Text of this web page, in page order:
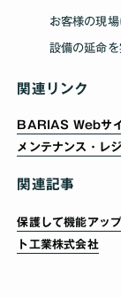
お客様の現
設備の延命
関連リンク
BARIAS Webサ
メンテナンス・レ
関連記事
保護して機能アッ
ト工業株式会社